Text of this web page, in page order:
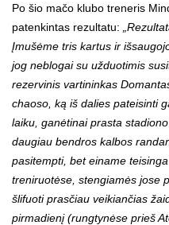
Po šio mačo klubo treneris
patenkintas rezultatu:
Įmušėme tris kartus ir
jog neblogai su užduotimis
rezervinis vartininkas
chaoso, ką iš dalies pateisinti
laiku, ganėtinai prasta
daugiau bendros kalbos
pasitempti, bet einame
treniruotėse, stengiamės jose
šlifuoti prasčiau veikiančias
pirmadienį (rungtynėse prieš